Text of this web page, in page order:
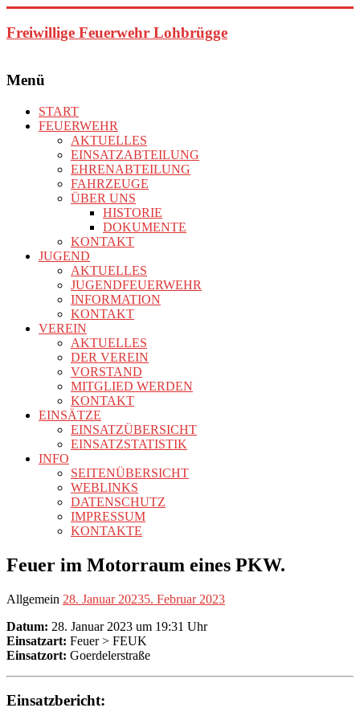
Inhalt
springen
Freiwillige Feuerwehr Lohbrügge
Menü
START
FEUERWEHR
AKTUELLES
EINSATZABTEILUNG
EHRENABTEILUNG
FAHRZEUGE
ÜBER UNS
HISTORIE
DOKUMENTE
KONTAKT
JUGEND
AKTUELLES
JUGENDFEUERWEHR
INFORMATION
KONTAKT
VEREIN
AKTUELLES
DER VEREIN
VORSTAND
MITGLIED WERDEN
KONTAKT
EINSÄTZE
EINSATZÜBERSICHT
EINSATZSTATISTIK
INFO
SEITENÜBERSICHT
WEBLINKS
DATENSCHUTZ
IMPRESSUM
KONTAKTE
Feuer im Motorraum eines PKW.
Allgemein 28. Januar 20235. Februar 2023
Datum: 28. Januar 2023 um 19:31 Uhr
Einsatzart: Feuer > FEUK
Einsatzort: Goerdelerstraße
Einsatzbericht: